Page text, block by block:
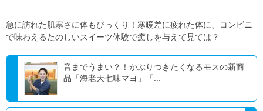
急に訪れた肌寒さに体もびっくり！寒暖差に疲れた体に、コンビニ
で味わえるたのしいスイーツ体験で癒しを与えて見ては？
音までうまい？！かぶりつきたくなるモスの新商
品「海老天七味マヨ」「...